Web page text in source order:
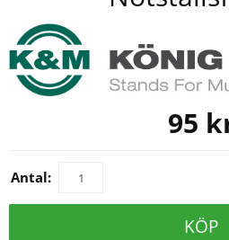
95
Antal:
KÖP